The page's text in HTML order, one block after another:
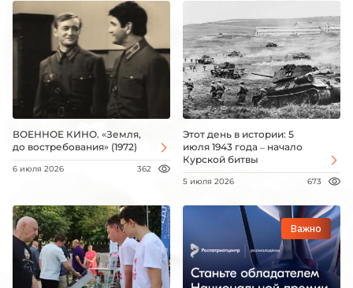
ВОЕННОЕ КИНО. «Земля,
до востребования» (1972)
6 июля 2026 362
Этот день в истории: 5
июля 1943 года – начало
Курской битвы
5 июля 2026 673
Важно